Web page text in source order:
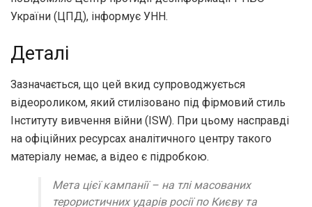
України (ЦПД), інформує УНН.
Деталі
Зазначається, що цей вкид супроводжується
відеороликом, який стилізовано під фірмовий стиль
Інституту вивчення війни (ISW). При цьому насправді
на офіційних ресурсах аналітичного центру такого
матеріалу немає, а відео є підробкою.
Мета цієї кампанії – на тлі масованих
терористичних ударів росії по Києву та